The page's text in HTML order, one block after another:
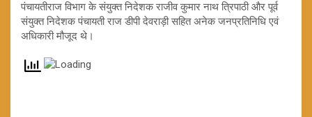
पंचायतीराज व‍िभाग के संयुक्‍त निदेशक राजीव कुमार नाथ त्र‍िपाठी और पूर्व
संयुक्‍त न‍िदेशक पंचायती राज डीपी देवराड़ी सहित अनेक जनप्रतिनिधि एवं
अधिकारी मौजूद थे।